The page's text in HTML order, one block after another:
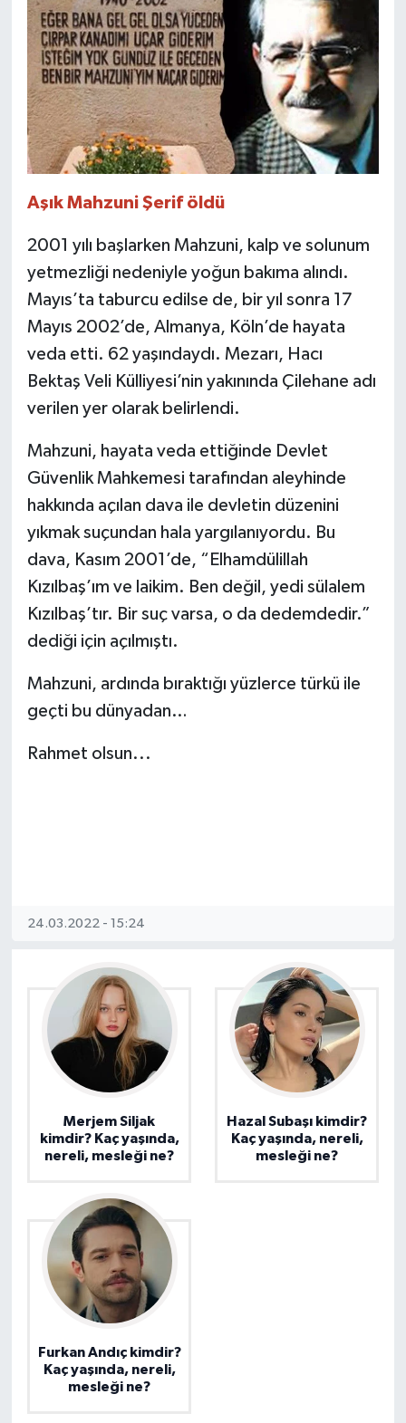
Aşık Mahzuni Şerif öldü
2001 yılı başlarken Mahzuni, kalp ve solunum
yetmezliği nedeniyle yoğun bakıma alındı.
Mayıs’ta taburcu edilse de, bir yıl sonra 17
Mayıs 2002’de, Almanya, Köln’de hayata
veda etti. 62 yaşındaydı. Mezarı, Hacı
Bektaş Veli Külliyesi’nin yakınında Çilehane adı
verilen yer olarak belirlendi.
Mahzuni, hayata veda ettiğinde Devlet
Güvenlik Mahkemesi tarafından aleyhinde
hakkında açılan dava ile devletin düzenini
yıkmak suçundan hala yargılanıyordu. Bu
dava, Kasım 2001’de, “Elhamdülillah
Kızılbaş’ım ve laikim. Ben değil, yedi sülalem
Kızılbaş’tır. Bir suç varsa, o da dedemdedir.”
dediği için açılmıştı.
Mahzuni, ardında bıraktığı yüzlerce türkü ile
geçti bu dünyadan…
Rahmet olsun...
24.03.2022 - 15:24
Merjem Siljak
kimdir? Kaç yaşında,
nereli, mesleği ne?
Hazal Subaşı kimdir?
Kaç yaşında, nereli,
mesleği ne?
Furkan Andıç kimdir?
Kaç yaşında, nereli,
mesleği ne?